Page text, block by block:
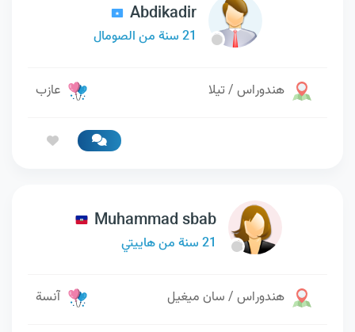
Abdikadir
21 سنة من الصومال
هندوراس / تيلا عازب
Muhammad sbab
21 سنة من هاييتي
هندوراس / سان ميغيل آنسة